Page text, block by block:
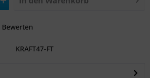
Bewerten
KRAFT47-FT